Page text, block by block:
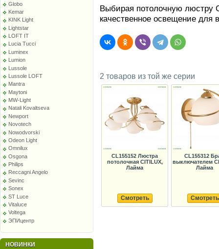
Globo
Kemar
KINK Light
Lightstar
LOFT IT
Lucia Tucci
Luminex
Lumion
Lussole
Lussole LOFT
Mantra
Maytoni
MW-Light
Natali Kovaltseva
Newport
Novotech
Nowodvorski
Odeon Light
Omnilux
Osgona
Philips
Reccagni Angelo
Sevinc
Sonex
ST Luce
Vitaluce
Voltega
ЭПИцентр
НОВИНКИ
Выбирая потолочную люстру
качественное освещение
2 товаров из той же серии
CL155152 Люстра
потолочная CITILUX,
Лайма
Смотреть
CL155312
выключателем
Лайма
Смотреть